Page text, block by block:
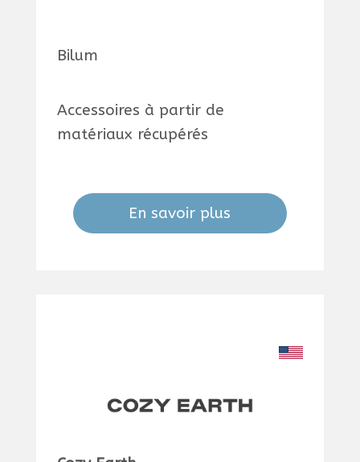
Bilum
Accessoires à partir de
matériaux récupérés
En savoir plus